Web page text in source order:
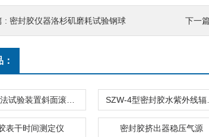
: 密封胶仪器洛杉矶磨耗试验钢球 下一
表干时间测定仪 密封胶挤出器稳压气源